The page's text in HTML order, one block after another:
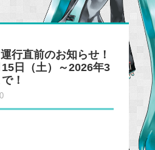
行直前のお知らせ！
日（土）～2026年3
！